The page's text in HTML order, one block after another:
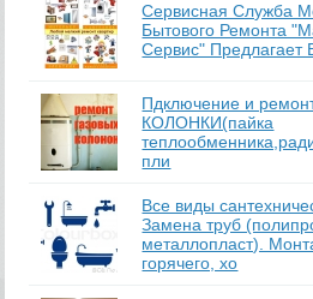
Сервисная Служба
Бытового Ремонта
Сервис" Предлагает
Пдключение и
КОЛОНКИ(пайка
пли
Все виды
Замена труб
металлопласт).
горячего, хо